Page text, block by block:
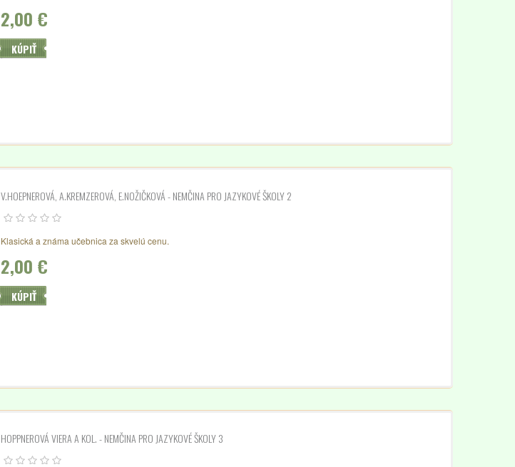
2,00 €
KÚPIŤ
V.HOEPNEROVÁ, A.KREMZEROVÁ, E.NOŽIČKOVÁ - NEMČINA PRO JAZYKOVÉ ŠKOLY 2
Klasická a známa učebnica za skvelú cenu.
2,00 €
KÚPIŤ
HOPPNEROVÁ VIERA A KOL. - NEMČINA PRO JAZYKOVÉ ŠKOLY 3